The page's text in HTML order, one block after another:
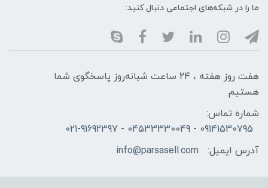
ما را در شبکه‌های اجتماعی دنبال کنید:
هفت روز هفته ، ۲۴ ساعت شبانه‌روز پاسخگوی شما
هستیم
شماره تماس:
09141530795 - 04533330049 - 021-91692397
آدرس ایمیل:
info@parsasell.com